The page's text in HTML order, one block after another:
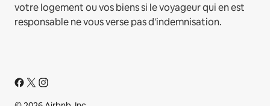
votre logement ou vos biens si le voyageur qui en est
responsable ne vous verse pas d'indemnisation.